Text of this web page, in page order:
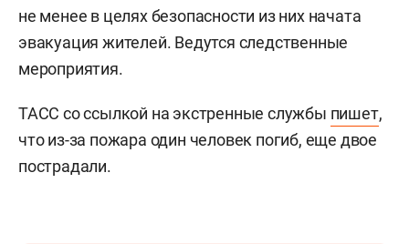
не менее в целях безопасности из них начата
эвакуация жителей. Ведутся следственные
мероприятия.
ТАСС со ссылкой на экстренные службы пишет,
что из-за пожара один человек погиб, еще двое
пострадали.